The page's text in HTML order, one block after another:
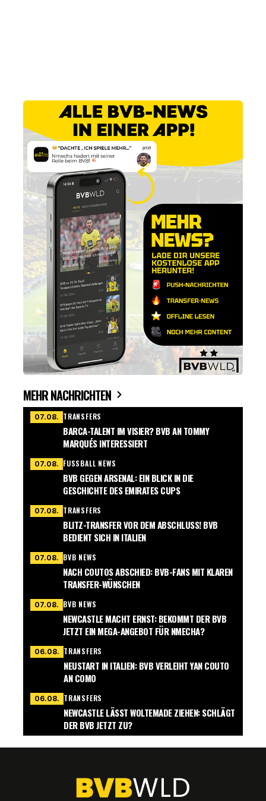
MEHR NACHRICHTEN
07.08. TRANSFERS
BARCA-TALENT IM VISIER? BVB AN TOMMY
MARQUÉS INTERESSIERT
07.08. FUSSBALL NEWS
BVB GEGEN ARSENAL: EIN BLICK IN DIE
GESCHICHTE DES EMIRATES CUPS
07.08. TRANSFERS
BLITZ-TRANSFER VOR DEM ABSCHLUSS! BVB
BEDIENT SICH IN ITALIEN
07.08. BVB NEWS
NACH COUTOS ABSCHIED: BVB-FANS MIT KLAREN
TRANSFER-WÜNSCHEN
07.08. BVB NEWS
NEWCASTLE MACHT ERNST: BEKOMMT DER BVB
JETZT EIN MEGA-ANGEBOT FÜR NMECHA?
06.08. TRANSFERS
NEUSTART IN ITALIEN: BVB VERLEIHT YAN COUTO
AN COMO
06.08. TRANSFERS
NEWCASTLE LÄSST WOLTEMADE ZIEHEN: SCHLÄGT
DER BVB JETZT ZU?